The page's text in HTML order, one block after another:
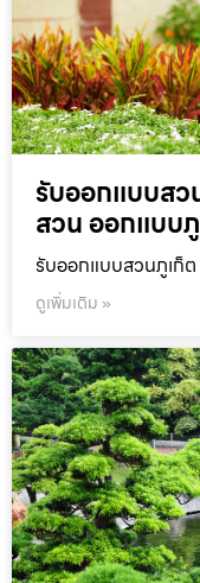
รับออกแบบสว
สวน ออกแบบ
รับออกแบบสวนภูเก็
ดูเพิ่มเติม »